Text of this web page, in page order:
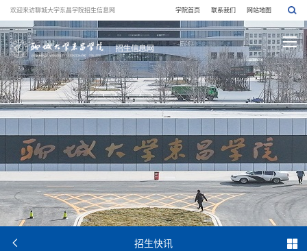
欢迎来访聊城大学东昌学院招生信息网 学院首页 联系我们 网站地图
 招生快讯 